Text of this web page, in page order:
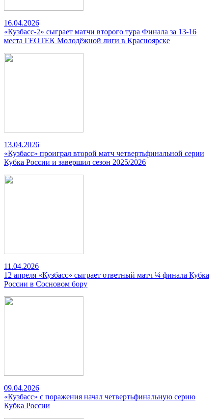
16.04.2026
«Кузбасс-2» сыграет матчи второго тура Финала за 13-16
места ГЕОТЕК Молодёжной лиги в Красноярске
13.04.2026
«Кузбасс» проиграл второй матч четвертьфинальной серии
Кубка России и завершил сезон 2025/2026
11.04.2026
12 апреля «Кузбасс» сыграет ответный матч ¼ финала Кубка
России в Сосновом бору
09.04.2026
«Кузбасс» с поражения начал четвертьфинальную серию
Кубка России